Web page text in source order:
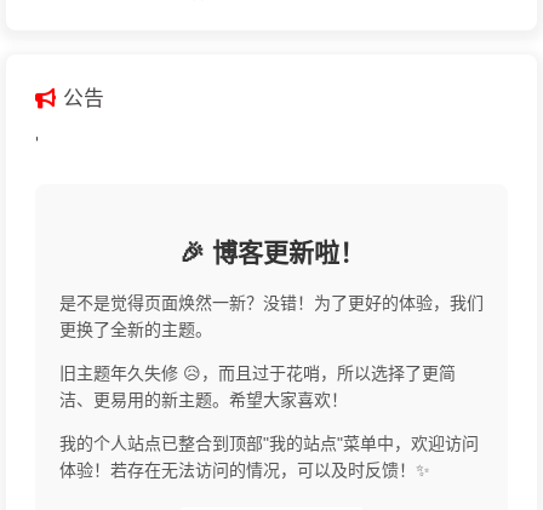
公告
'
🎉 博客更新啦！
是不是觉得页面焕然一新？没错！为了更好的体验，我们
更换了全新的主题。
旧主题年久失修 😥，而且过于花哨，所以选择了更简
洁、更易用的新主题。希望大家喜欢！
我的个人站点已整合到顶部"我的站点"菜单中，欢迎访问
体验！若存在无法访问的情况，可以及时反馈！✨